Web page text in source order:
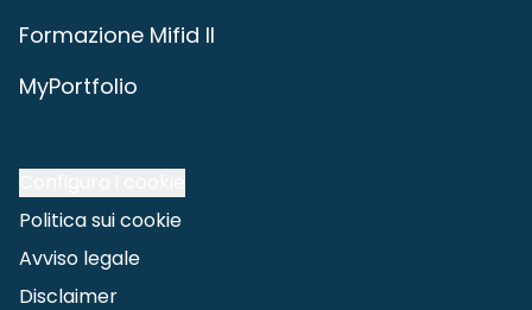
Formazione Mifid II
MyPortfolio
Politica sui cookie
Avviso legale
Disclaimer